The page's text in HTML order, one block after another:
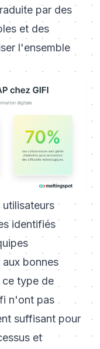
par des
et des
l'ensemble
identifiés
bonnes
ce type de
n'ont pas
suffisant pour
et